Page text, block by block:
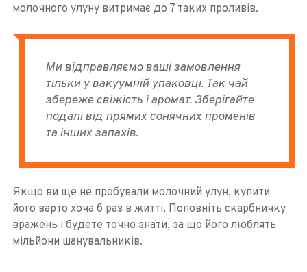
молочного улуну витримає до 7 таких проливів.
Ми відправляємо ваші замовлення
тільки у вакуумній упаковці. Так чай
збереже свіжість і аромат. Зберігайте
подалі від прямих сонячних променів
та інших запахів.
Якщо ви ще не пробували молочний улун, купити
його варто хоча б раз в житті. Поповніть скарбничку
вражень і будете точно знати, за що його люблять
мільйони шанувальників.